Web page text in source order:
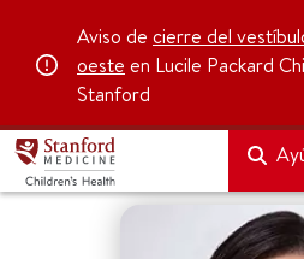
Aviso de cierre del
oeste en Lucile Packard
Stanford